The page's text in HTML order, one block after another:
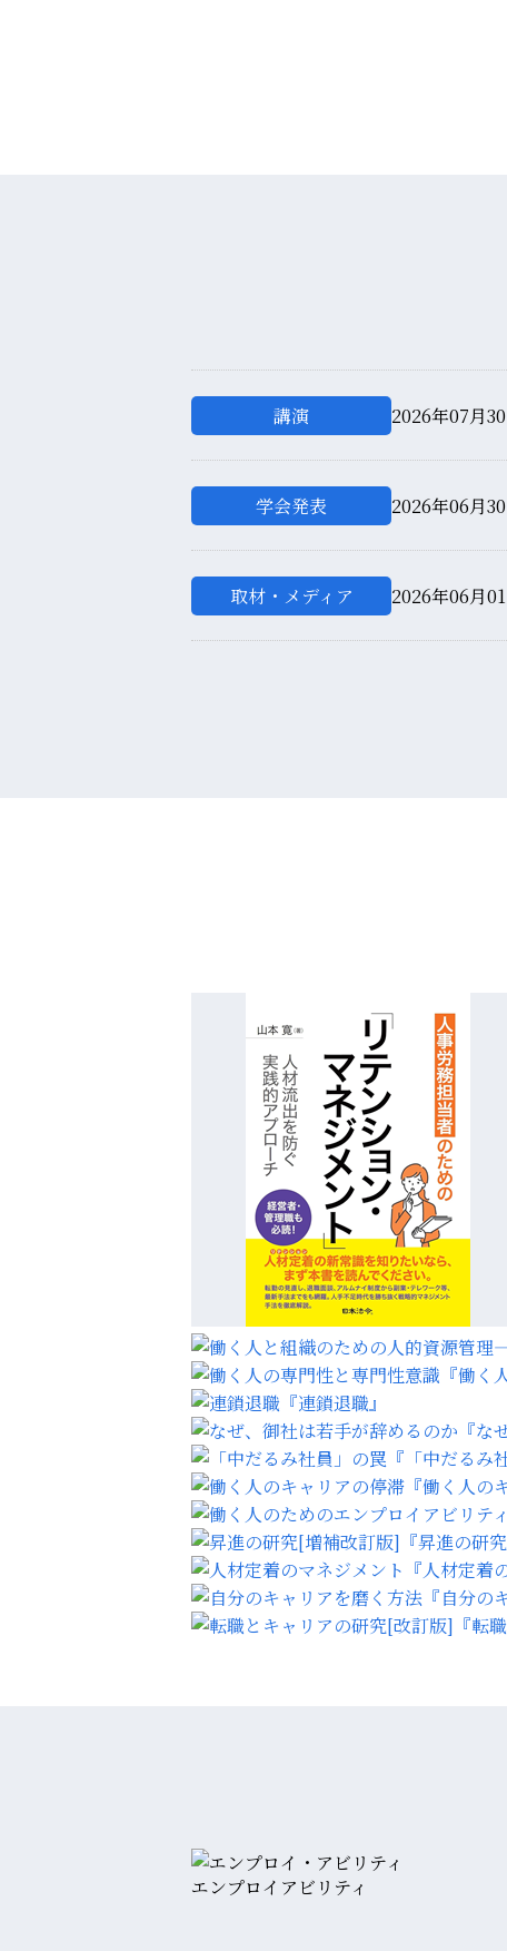
講演 2026年07月
学会発表 2026年06月
取材・メディア 2026年06月
『働く
『連鎖退職』
『な
『「中だるみ
『働く人の
『昇進の研
『人材定着
『自分の
『転
エンプロイアビリティ